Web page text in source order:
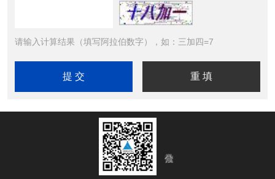
请输入计算结果（填写阿拉伯数字），如：三加四=7